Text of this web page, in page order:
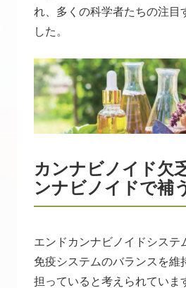
れ、多くの科学者たちの注目
した。
カンナビノイド欠
ンナビノイドで補
エンドカンナビノイドシステ
免疫システムのバランスを維
担っていると考えられていま